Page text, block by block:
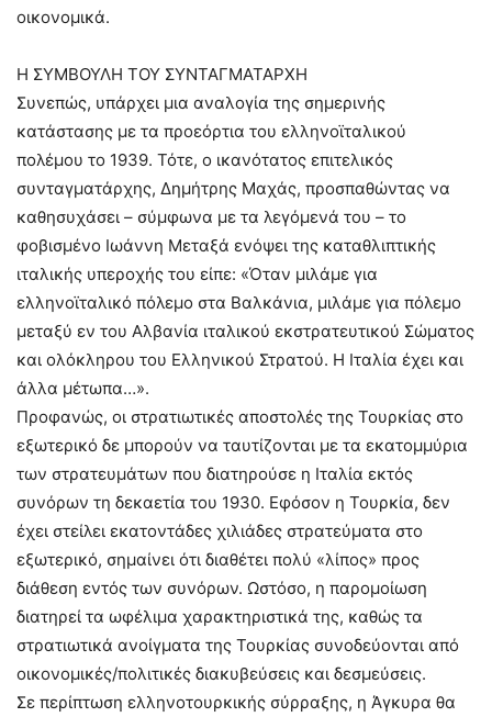
οικονομικά.
Η ΣΥΜΒΟΥΛΗ ΤΟΥ ΣΥΝΤΑΓΜΑΤΑΡΧΗ
Συνεπώς, υπάρχει μια αναλογία της σημερινής
κατάστασης με τα προεόρτια του ελληνοϊταλικού
πολέμου το 1939. Τότε, ο ικανότατος επιτελικός
συνταγματάρχης, Δημήτρης Μαχάς, προσπαθώντας να
καθησυχάσει – σύμφωνα με τα λεγόμενά του – το
φοβισμένο Ιωάννη Μεταξά ενόψει της καταθλιπτικής
ιταλικής υπεροχής του είπε: «Όταν μιλάμε για
ελληνοϊταλικό πόλεμο στα Βαλκάνια, μιλάμε για πόλεμο
μεταξύ εν του Αλβανία ιταλικού εκστρατευτικού Σώματος
και ολόκληρου του Ελληνικού Στρατού. Η Ιταλία έχει και
άλλα μέτωπα…».
Προφανώς, οι στρατιωτικές αποστολές της Τουρκίας στο
εξωτερικό δε μπορούν να ταυτίζονται με τα εκατομμύρια
των στρατευμάτων που διατηρούσε η Ιταλία εκτός
συνόρων τη δεκαετία του 1930. Εφόσον η Τουρκία, δεν
έχει στείλει εκατοντάδες χιλιάδες στρατεύματα στο
εξωτερικό, σημαίνει ότι διαθέτει πολύ «λίπος» προς
διάθεση εντός των συνόρων. Ωστόσο, η παρομοίωση
διατηρεί τα ωφέλιμα χαρακτηριστικά της, καθώς τα
στρατιωτικά ανοίγματα της Τουρκίας συνοδεύονται από
οικονομικές/πολιτικές διακυβεύσεις και δεσμεύσεις.
Σε περίπτωση ελληνοτουρκικής σύρραξης, η Άγκυρα θα